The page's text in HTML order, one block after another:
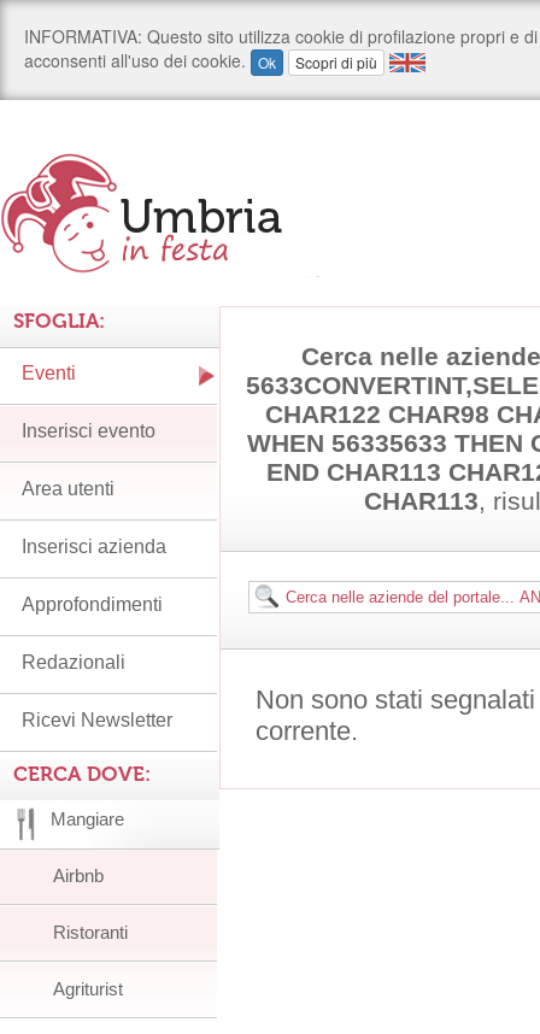
Cerca nelle
CHAR122 CHAR98
WHEN 56335633 THEN
END CHAR113
CHAR113,
Non sono stati
corrente.
SFOGLIA:
Eventi
Inserisci evento
Area utenti
Inserisci azienda
Approfondimenti
Redazionali
Ricevi Newsletter
CERCA DOVE:
Mangiare
Airbnb
Ristoranti
Agriturist